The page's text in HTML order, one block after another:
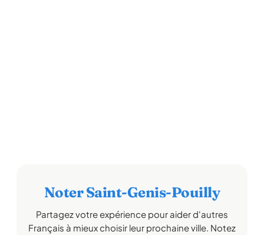
Noter Saint-Genis-Pouilly
Partagez votre expérience pour aider d'autres
Français à mieux choisir leur prochaine ville. Notez